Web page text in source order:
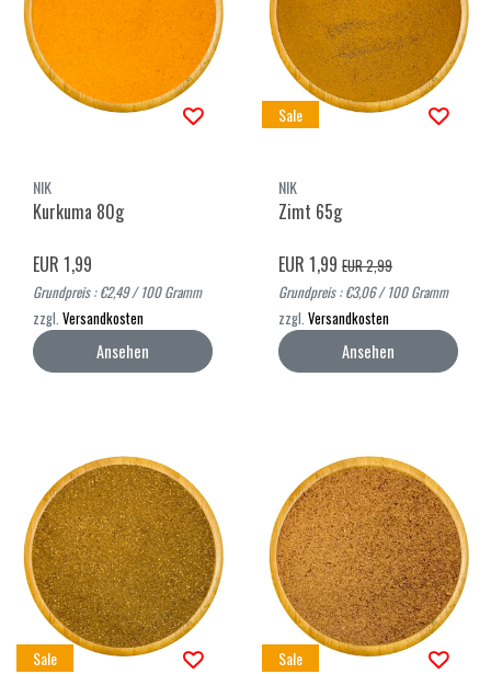
NIK
Kurkuma 80g
EUR 1,99
Grundpreis : €2,49 / 100 Gramm
zzgl. Versandkosten
Ansehen
Sale
NIK
Zimt 65g
EUR 1,99 EUR 2,99
Grundpreis : €3,06 / 100 Gramm
zzgl. Versandkosten
Ansehen
Sale Sale